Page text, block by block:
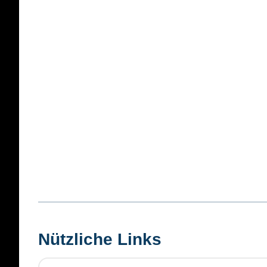
Nützliche Links